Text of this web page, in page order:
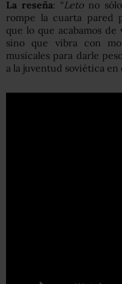
La reseña: “Letono
rompe la cuarta pared
que lo que acabamos
sino que vibra con
musicales para darle
a la juventud soviética en